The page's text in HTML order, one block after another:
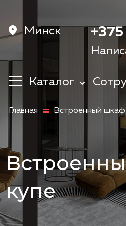
Минск
Каталог
Корпусная
Мебель в
прихожую
Шкафы
Мебель в
спальню
Детская мебель
Главная Встроенный
купе